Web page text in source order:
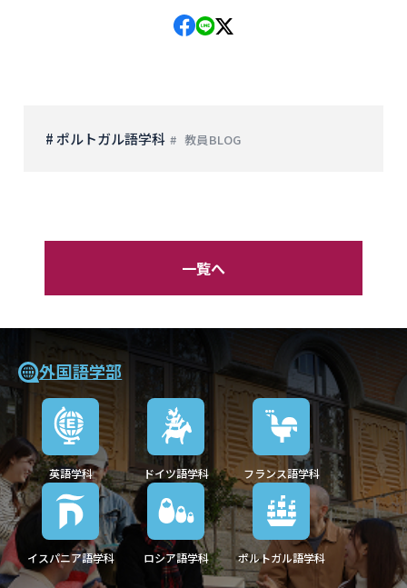
# ポルトガル語学科 教員BLOG
一覧へ
外国語学部
英語学科 ドイツ語学科 フランス語学科
イスパニア語学科 ロシア語学科 ポルトガル語学科